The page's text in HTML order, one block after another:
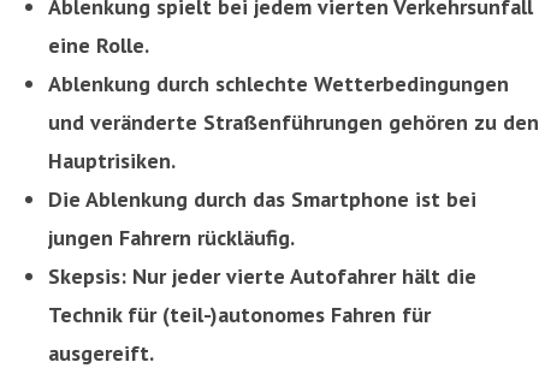
Ablenkung spielt bei jedem vierten Verkehrsunfall
eine Rolle.
Ablenkung durch schlechte Wetterbedingungen
und veränderte Straßenführungen gehören zu den
Hauptrisiken.
Die Ablenkung durch das Smartphone ist bei
jungen Fahrern rückläufig.
Skepsis: Nur jeder vierte Autofahrer hält die
Technik für (teil-)autonomes Fahren für
ausgereift.